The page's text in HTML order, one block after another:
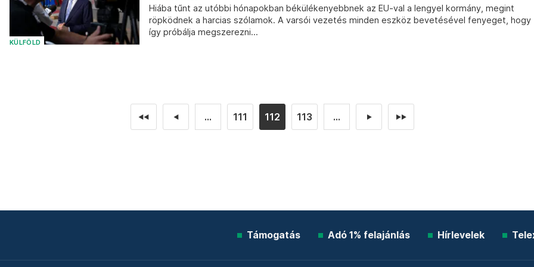
KÜLFÖLD
Hiába tűnt az utóbbi hónapokban békülékenyebbnek az EU-val a lengyel kormány, megint
röpködnek a harcias szólamok. A varsói vezetés minden eszköz bevetésével fenyeget, hogy
így próbálja megszerezni...
◄◄ ◄ ... 111 112 113 ... ► ►►
Támogatás Adó 1% felajánlás Hírlevelek